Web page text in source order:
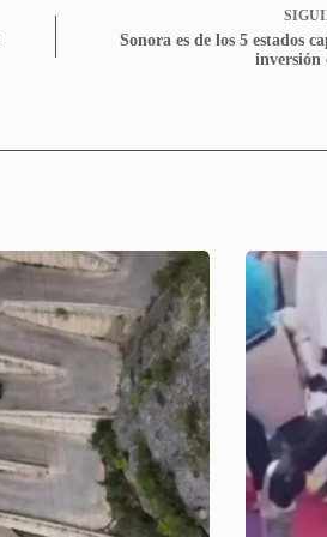
Sonora es de los 5 estados
inversión